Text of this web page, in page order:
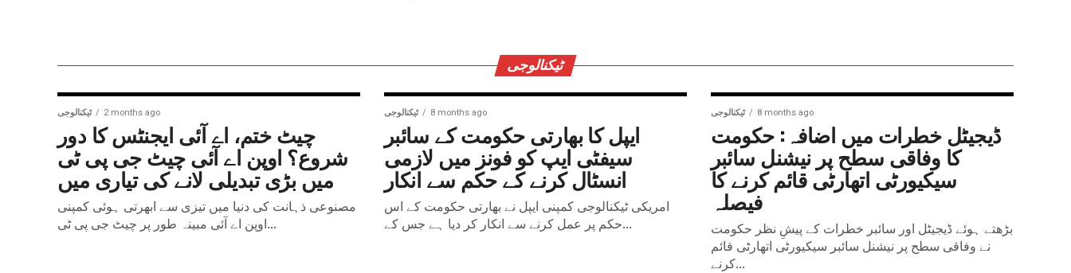
ٹیکنالوجی
ٹیکنالوجی 2 months ago
چیٹ ختم، اے آئی ایجنٹس کا دور
شروع؟ اوپن اے آئی چیٹ جی پی ٹی
میں بڑی تبدیلی لانے کی تیاری میں
مصنوعی ذہانت کی دنیا میں تیزی سے ابھرتی ہوئی کمپنی
اوپن اے آئی مبینہ طور پر چیٹ جی پی ٹی...
ٹیکنالوجی 8 months ago
ایپل کا بھارتی حکومت کے سائبر
سیفٹی ایپ کو فونز میں لازمی
انسٹال کرنے کے حکم سے انکار
امریکی ٹیکنالوجی کمپنی ایپل نے بھارتی حکومت کے اس
حکم پر عمل کرنے سے انکار کر دیا ہے جس کے...
ٹیکنالوجی 8 months ago
ڈیجیٹل خطرات میں اضافہ: حکومت
کا وفاقی سطح پر نیشنل سائبر
سیکیورٹی اتھارٹی قائم کرنے کا
فیصلہ
بڑھتے ہوئے ڈیجیٹل اور سائبر خطرات کے پیشِ نظر حکومت
نے وفاقی سطح پر نیشنل سائبر سیکیورٹی اتھارٹی قائم
کرنے...